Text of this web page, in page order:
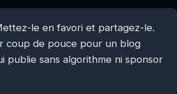
le en favori et partagez-le.
coup de pouce pour un blog
publie sans algorithme ni sponsor